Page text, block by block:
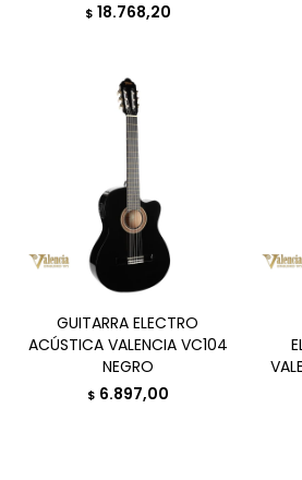
$ 18.768,20
GUITARRA ELECTRO
ACÚSTICA VALENCIA VC104
NEGRO
$ 6.897,00